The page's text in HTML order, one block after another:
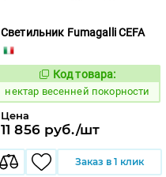
Светильник Fumagalli CEFA
Код:
1126322
Код товара:
нектар весенней покорности
Цена
11 856 руб./шт
Заказ в 1 клик